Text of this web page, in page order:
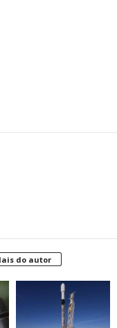
do autor